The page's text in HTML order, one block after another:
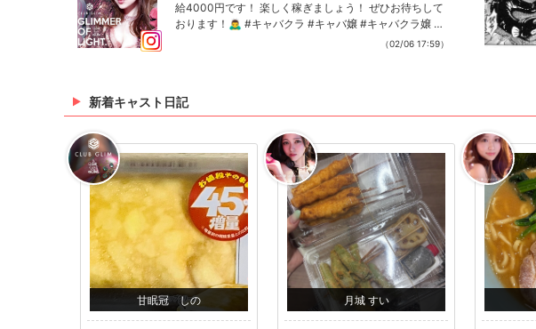
給4000円です！ 楽しく稼ぎましょう！ ぜひお待ちして
おります！🙇‍♂️ #キャバクラ #キャバ嬢 #キャバクラ嬢 #
小牧キャバクラ #春日井キャバクラ #犬山キャバクラ #
す❤︎
（02/06 17:59）
新着キャスト日記
甘眠冠 しの 月城 すい